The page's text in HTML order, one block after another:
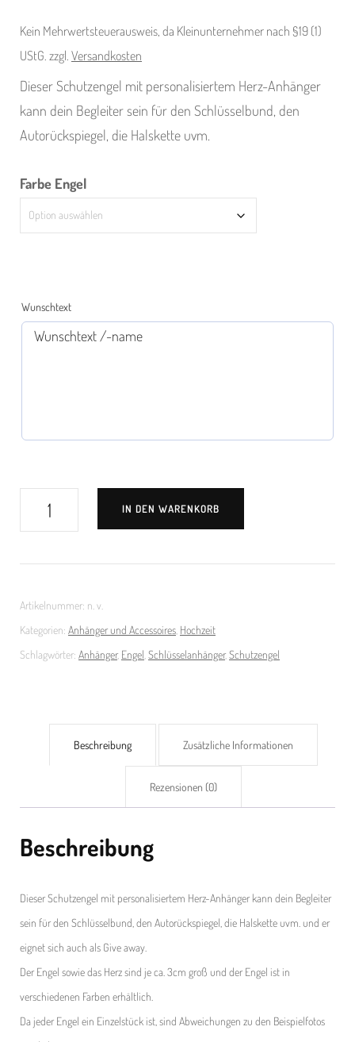
Kein Mehrwertsteuerausweis, da Kleinunternehmer nach §19 (1)
UStG. zzgl. Versandkosten
Dieser Schutzengel mit personalisiertem Herz-Anhänger
kann dein Begleiter sein für den Schlüsselbund, den
Autorückspiegel, die Halskette uvm.
Farbe Engel
Wunschtext
Schutzengel
IN DEN WARENKORB
Artikelnummer: n. v.
Kategorien: Anhänger und Accessoires Hochzeit
Schlagwörter: Anhänger, Engel Schlüsselanhänger, Schutzengel
Beschreibung Zusätzliche Informationen
Rezensionen (0)
Beschreibung
Dieser Schutzengel mit personalisiertem Herz-Anhänger kann dein Begleiter
sein für den Schlüsselbund, den Autorückspiegel, die Halskette uvm. und er
eignet sich auch als Give away.
Der Engel sowie das Herz sind je ca. 3cm groß und der Engel ist in
verschiedenen Farben erhältlich.
Da jeder Engel ein Einzelstück ist, sind Abweichungen zu den Beispielfotos